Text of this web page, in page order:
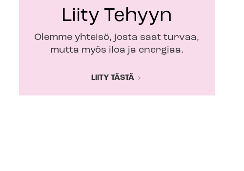
Liity Tehyyn
Olemme yhteisö, josta saat turvaa,
mutta myös iloa ja energiaa.
LIITY TÄSTÄ